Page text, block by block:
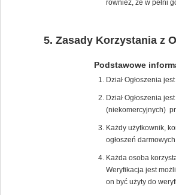
również, że w pełni
Zasady Korzystania z
Podstawowe
Dział Ogłoszenia
Dział Ogłoszenia
(niekomercyjnych)
Każdy użytkownik,
ogłoszeń
Każda osoba
Weryfikacja jest
on być użyty do